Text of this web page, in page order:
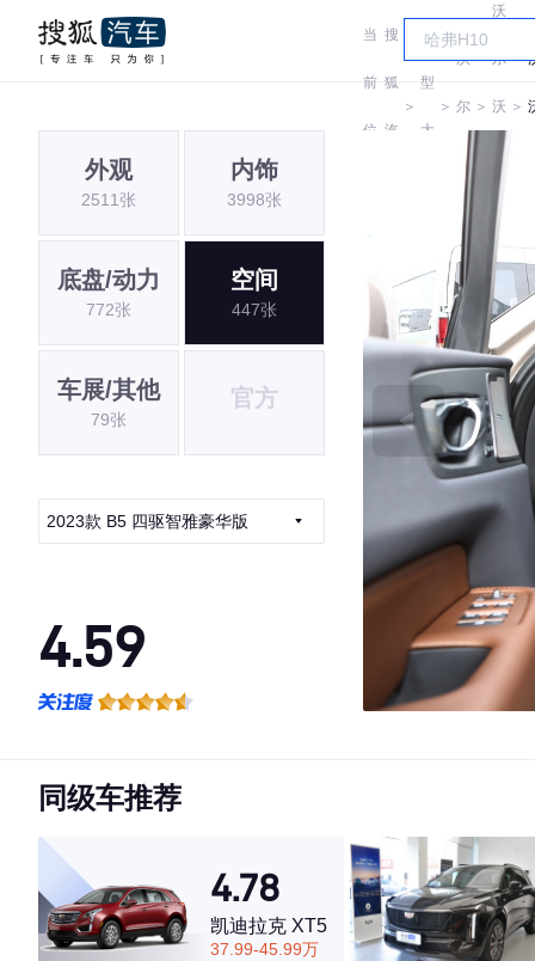
当
前
位
搜
狐
汽
＞
车
型
大
＞
沃
尔
沃
＞
沃
尔
沃
亚
太
＞
外观
2511张
内饰
3998张
底盘/动力
772张
空间
447张
车展/其他
79张
官方
2023款 B5 四驱智雅豪华版
4.59
·空间表现一般，低于87%同级车
同级车推荐
4.78
凯迪拉克 XT5
37.99-45.99万